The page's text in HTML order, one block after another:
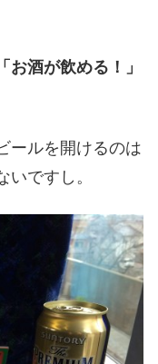
「お酒が飲める！」
ールを開けるのは
ですし。